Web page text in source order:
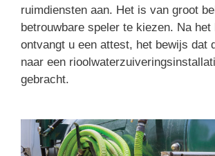
ruimdiensten aan. Het is van groot
betrouwbare speler te kiezen. Na het
ontvangt u een attest, het bewijs dat
naar een
gebracht.